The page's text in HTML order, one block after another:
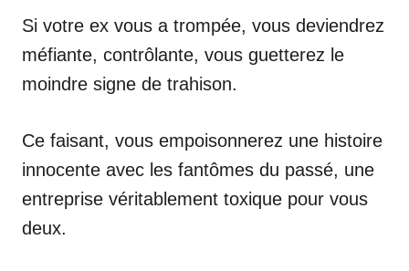
Si votre ex vous a trompée, vous deviendrez
méfiante, contrôlante, vous guetterez le
moindre signe de trahison.
Ce faisant, vous empoisonnerez une histoire
innocente avec les fantômes du passé, une
entreprise véritablement toxique pour vous
deux.